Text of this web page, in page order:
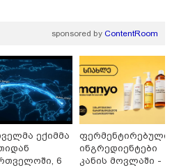
საკუთარ თავთან
არის დანაშაულის
- ეკა კუპატაძე ნანუკა
/ 05-08-2026
მიერ ცოტნესთვის
სახლში
ცხოვრობს
რომელიც ზვიადის
ერთი სიტყვითაც კი
ჩამოსვლის
sponsored by ContentRoom
ექიმმა
6
ფერმენტირებული
ინგრედიენტები
კანის მოვლაში -